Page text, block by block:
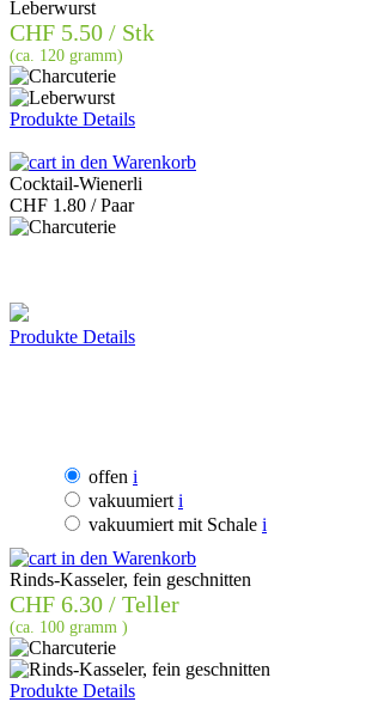
Leberwurst
CHF 5.50 / Stk
(ca. 120 gramm)
Produkte Details
in den Warenkorb
Cocktail-Wienerli
CHF 1.80 / Paar
Produkte Details
offen i
vakuumiert i
vakuumiert mit Schale i
in den Warenkorb
Rinds-Kasseler, fein geschnitten
CHF 6.30 / Teller
(ca. 100 gramm )
Produkte Details